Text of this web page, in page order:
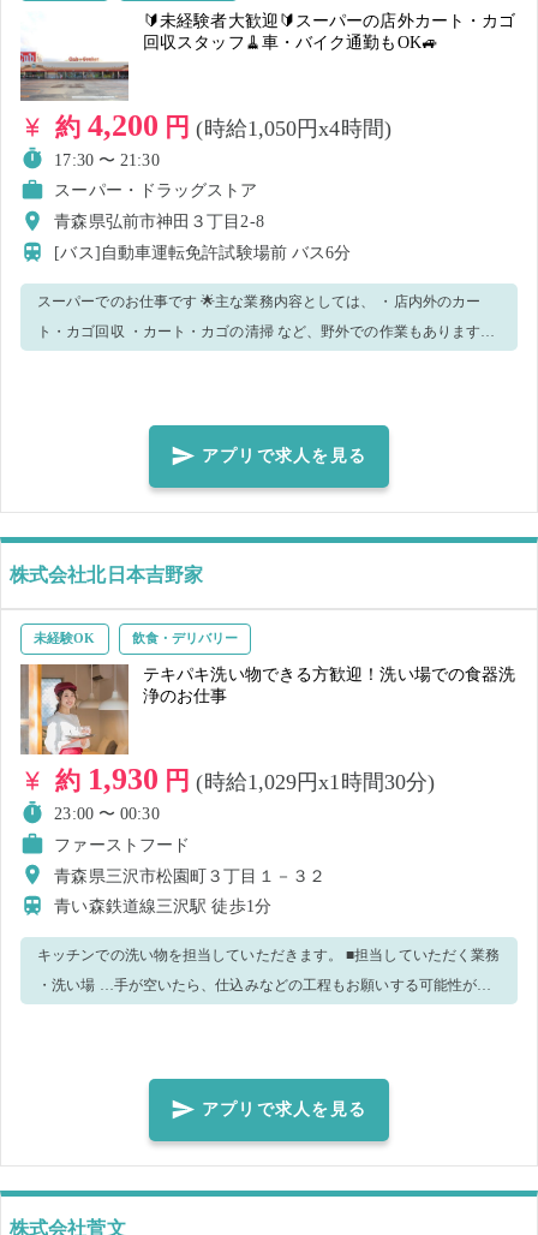
定期的に働ける方も募集しています！ 本求人を通しての就業後、定期
スタッフとしての採用をご希望の方はお気軽に担当者へお声がけくだ
さい♪
🔰未経験者大歓迎🔰スーパーの店外カート・カゴ
回収スタッフ🧹車・バイク通勤もOK🚙
約 4,200 円(時給1,050円x4時間)
17:30 〜 21:30
スーパー・ドラッグストア
青森県弘前市神田３丁目2-8
[バス]自動車運転免許試験場前 バス6分
スーパーでのお仕事です 🌟主な業務内容としては、 ・店内外のカー
ト・カゴ回収 ・カート・カゴの清掃 など、野外での作業もあります！
トさせて 頂きます。 未経験から始めたスタッフばかりですので、 安心
して下さい！ 分からないことは聞きやすい職場環境ですよ。 【こんな
方大歓迎です💖】 ・テキパキと行動ができる方 ・明るく挨拶のできる
方 ・清潔感のある身なりをしていただける方
アプリで求人を見る
株式会社北日本吉野家
未経験OK 飲食・デリバリー
テキパキ洗い物できる方歓迎！洗い場での食器洗
浄のお仕事
約 1,930 円(時給1,029円x1時間30分)
23:00 〜 00:30
ファーストフード
青森県三沢市松園町３丁目１－３２
青い森鉄道線三沢駅徒歩1分
キッチンでの洗い物を担当していただきます。 ■担当していただく業務
・洗い場 …手が空いたら、仕込みなどの工程もお願いする可能性があ
アプリで求人を見る
株式会社菅文